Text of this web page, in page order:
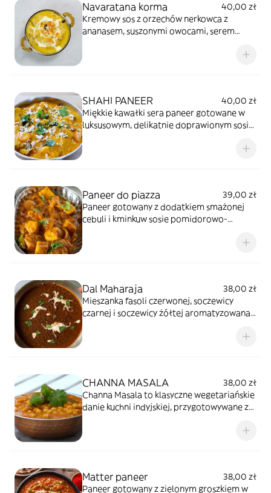
Navaratana korma
40,00 zł
Kremowy sos z orzechów nerkowca z
ananasem, suszonymi owocami, serem
SHAHI PANEER
40,00 zł
Miękkie kawałki sera paneer gotowane w
luksusowym, delikatnie doprawionym sosie
Paneer do piazza
39,00 zł
Paneer gotowany z dodatkiem smażonej
cebuli i kminkuw sosie pomidorowo-
Dal Maharaja
38,00 zł
Mieszanka fasoli czerwonej, soczewicy
czarnej i soczewicy żółtej aromatyzowana
CHANNA MASALA
38,00 zł
Channa Masala to klasyczne wegetariańskie
danie kuchni indyjskiej, przygotowywane z
pomidorowo-cebulowym z przyprawami
Matter paneer
38,00 zł
Paneer gotowany z zielonym groszkiem w